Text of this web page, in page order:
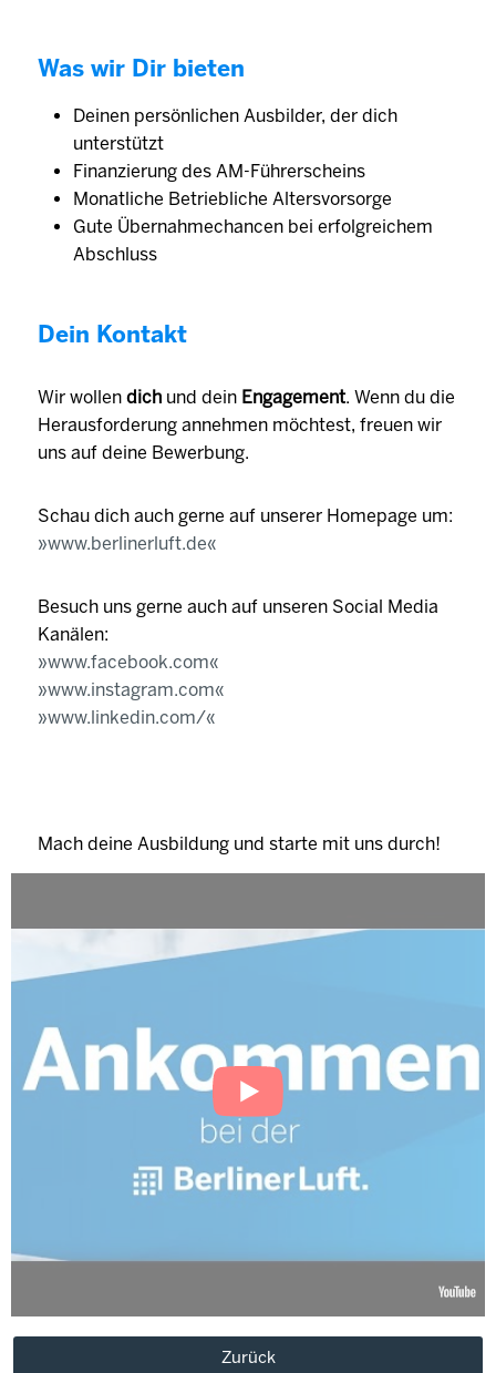
Was wir Dir bieten
Deinen persönlichen Ausbilder, der dich
unterstützt
Finanzierung des AM-Führerscheins
Monatliche Betriebliche Altersvorsorge
Gute Übernahmechancen bei erfolgreichem
Abschluss
Dein Kontakt
Wir wollen dich und dein Engagement. Wenn du die
Herausforderung annehmen möchtest, freuen wir
uns auf deine Bewerbung.
Schau dich auch gerne auf unserer Homepage um:
www.berlinerluft.de
Besuch uns gerne auch auf unseren Social Media
Kanälen:
www.facebook.com
www.instagram.com
www.linkedin.com/
Mach deine Ausbildung und starte mit uns durch!
Zurück